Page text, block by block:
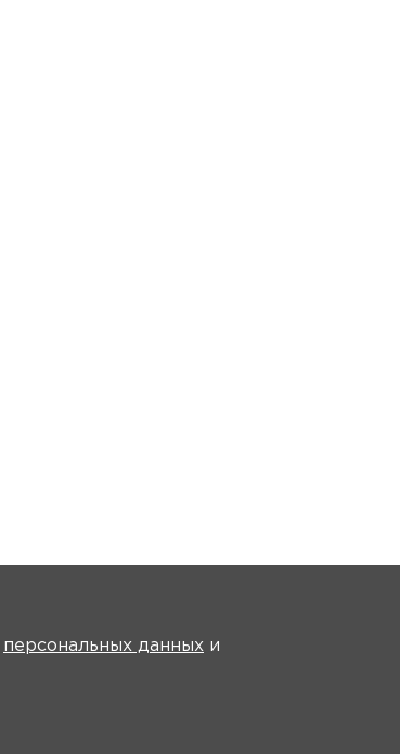
персональных данных и